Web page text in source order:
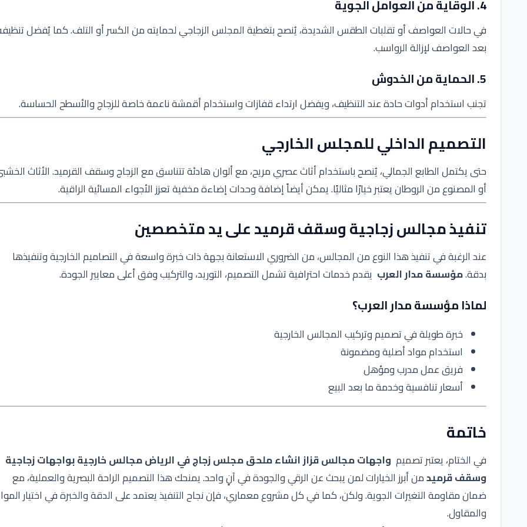
4. الوقاية من العوامل الجوية
في حالات العواصف أو تقلبات الطقس الشديدة، يُنصح بتغطية المجلس الزجاجي لحمايته من الكسر أو التلف. كما يُفضل
بعد العواصف لإزالة الرواسب.
5. الحماية من الخدوش
تجنب استخدام أدوات حادة عند التنظيف، ويفضل ارتداء قفازات واستخدام أقمشة ناعمة خاصة للزجاج والأسطح الحساسة.
التصميم الداخلي للمجلس الخارجي
حتى يكتمل الطابع الجمالي، يُنصح باستخدام أثاث عصري مريح، مع ألوان هادئة تتناسق مع الزجاج وسقف القرميد. الأثاث
أو المصنوع من الروطان يعتبر خيارًا مثاليًا. يمكن أيضاً إضافة وحدات إضاءة مخفية تعزز الأجواء المسائية الراقية.
تنفيذ مجالس زجاجية وسقف قرميد على يد متخصصين
عند الرغبة في تنفيذ هذا النوع من المجالس، من الضروري الاستعانة بجهة ذات خبرة واسعة في التصاميم الخارجية وتنفيذها
بدقة.مؤسسة مدار العرب يقدم خدمات احترافية تشمل التصميم، التوريد، والتركيب وفق أعلى معايير الجودة.
لماذا مؤسسة مدار العرب؟
خبرة طويلة في تصميم وتركيب المجالس الخارجية
استخدام مواد أصلية ومضمونة
فريق عمل مدرب ومؤهل
أسعار تنافسية وخدمة ما بعد البيع
خاتمة
في الختام، يعتبر تصميم واجهات مجالس قزاز انشاءملحق مجلس زجاج في الرياضمجالس خارجية بواجهات زجاجية
وسقف قرميدمن أبرز الخيارات لمن يبحث عن الرقي والجودة في آنٍ واحد. يمنحك هذا التصميم الراحة البصرية والعملية، مع
ضمان مقاومة التغيرات الجوية. ولكن، كما في كل مشروع معماري، فإن نجاح التنفيذ يعتمد على الدقة والخبرة في اختيار
والمقاول.